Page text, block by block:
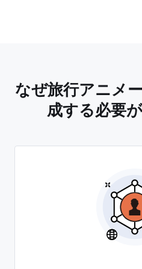
なぜ旅行アニメ
成する必要